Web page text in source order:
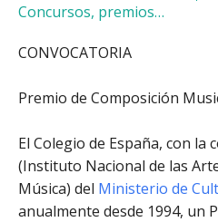
Concursos, premios…
CONVOCATORIA
Premio de Composición
El Colegio de España, con la
(Instituto Nacional de las
Música) del Ministerio de
anualmente desde 1994, un